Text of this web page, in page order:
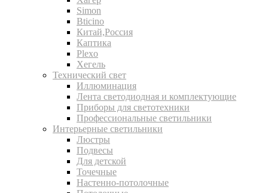
Simon
Bticino
Китай,Россия
Каптика
Plexo
Хегель
Технический свет
Иллюминация
Лента светодиодная и комплектующие
Приборы для светотехники
Профессиональные светильники
Интерьерные светильники
Люстры
Подвесы
Для детской
Точечные
Настенно-потолочные